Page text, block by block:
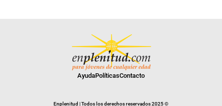
AyudaPolíticasContacto
Enplenitud | Todos los derechos reservados 2025 ©